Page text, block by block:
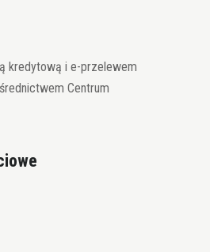
kredytową i e-przelewem
Centrum